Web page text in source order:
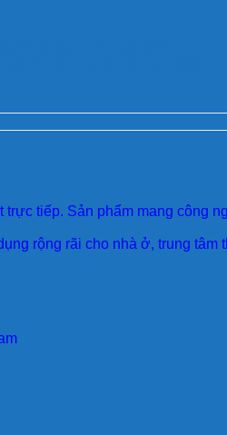
tiếp. Sản phẩm mang công
rộng rãi cho nhà ở, trung tâm